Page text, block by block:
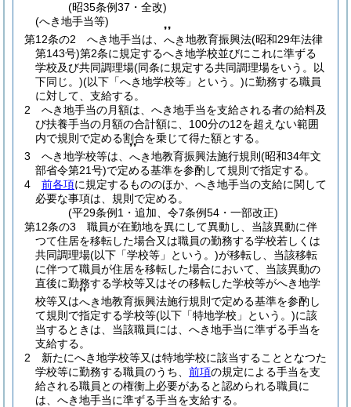
(昭35条例37・全改)
(へき地手当等)
第12条の2
へき地手当は、 へき
❜❜
地教育振興法(昭和29年法律
第143号)第2条に規定するへき地学校並びにこれに準ずる
学校及び共同調理場(同条に規定する共同調理場をいう。以
下同じ。)(以下「へき地学校等」という。)に勤務する職員
に対して、支給する。
2
へき地手当の月額は、へき地手当を支給される者の給料及
び扶養手当の月額の合計額に、100分の12を超えない範囲
内で規則で定める割合を乗じて得た額とする。
3
へき地学校等は、 へき
❜❜
地教育振興法施行規則 (昭和34年文
部省令第21号)で定める基準を参酌して規則で指定する。
4
前各項に規定するもののほか、へき地手当の支給に関して
必要な事項は、規則で定める。
(平29条例1・追加、令7条例54・一部改正)
第12条の3
職員が在勤地を異にして異動し、当該異動に伴
つて住居を移転した場合又は職員の勤務する学校若しくは
共同調理場(以下「学校等」という。)が移転し、当該移転
に伴つて職員が住居を移転した場合において、当該異動の
直後に勤務する学校等又はその移転した学校等がへき地学
校等又はへき
❜❜
地教育振興法施行規則で定める基準を参酌し
て規則で指定する学校等(以下「特地学校」という。)に該
当するときは、当該職員には、へき地手当に準ずる手当を
支給する。
2
新たにへき地学校等又は特地学校に該当することとなつた
学校等に勤務する職員のうち、 前項の規定による手当を支
給される職員との権衡上必要があると認められる職員に
は、へき地手当に準ずる手当を支給する。